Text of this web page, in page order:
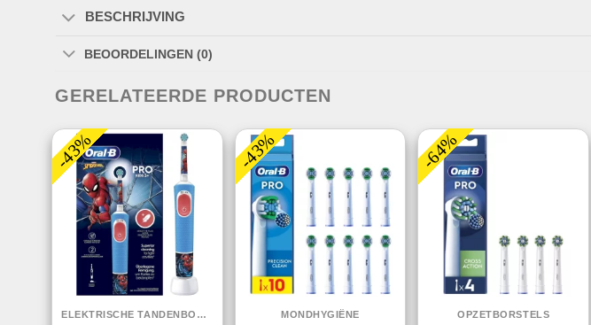
BESCHRIJVING
BEOORDELINGEN (0)
GERELATEERDE PRODUCTEN
-43%
ELEKTRISCHE TANDENBORSTELS
-43%
MONDHYGIËNE
-64%
OPZETBORSTELS